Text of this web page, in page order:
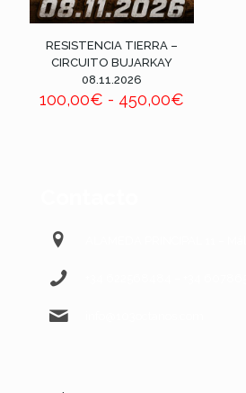
RESISTENCIA TIERRA –
CIRCUITO BUJARKAY
08.11.2026
100,00€ - 450,00€